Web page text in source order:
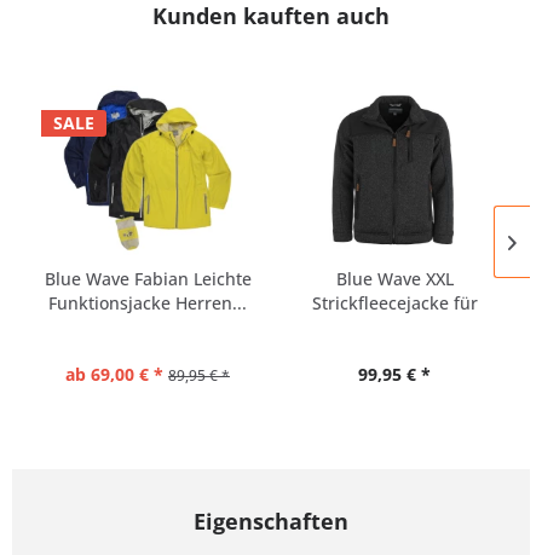
Kunden kauften auch
SALE
Blue Wave Fabian Leichte
Funktionsjacke Herren...
ab 69,00 € * 89,95 € *
Blue Wave XXL
Strickfleecejacke für
99,95 € *
Eigenschaften